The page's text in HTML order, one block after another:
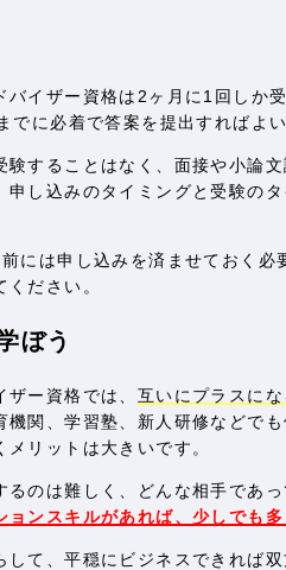
バイザー資格は2ヶ月に1回しか
でに必着で答案を提出すればよ
することはなく、面接や小論
し込みのタイミングと受験の
には申し込みを済ませておく必
ださい。
ぼう
ー資格では、 互いにプラスに
機関、学習塾、新人研修などで
リットは大きいです。
のは難しく、どんな相手であ
ョンスキルがあれば、少しでも
て、平穏にビジネスできれば